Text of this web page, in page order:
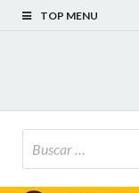
TOP MENU